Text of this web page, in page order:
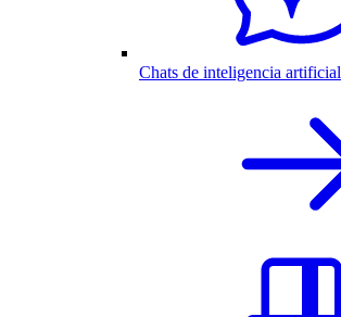
Chats de inteligencia artificial